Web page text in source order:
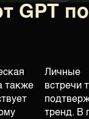
GPT
также
Личные
встречи
тренд. В